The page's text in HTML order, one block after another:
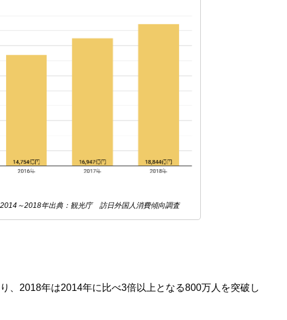
～2018年出典：観光庁 訪日外国人消費傾向調査
、2018年は2014年に比べ3倍以上となる800万人を突破し